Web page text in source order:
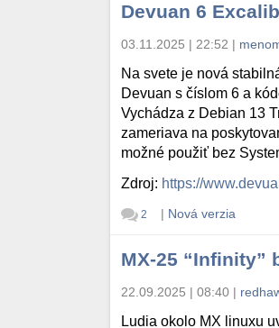
Devuan 6
03.11.2025 | 22:52 |
Na svete je nová
Devuan s číslom 6 a
Vychádza z Debian 13
zameriava na
možné použiť bez
Zdroj: https://
2 | Nová verzia
MX-25 “Infinity”
22.09.2025 | 08:40 |
Ludia okolo MX linuxu